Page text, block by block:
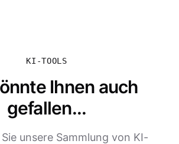
KI-TOOLS
Ihnen auch
gefallen...
unsere Sammlung von KI-